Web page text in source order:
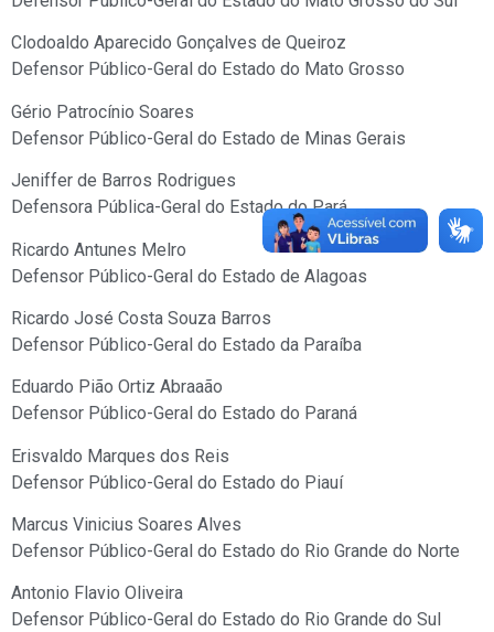
Clodoaldo Aparecido Gonçalves de Queiroz
Defensor Público-Geral do Estado do Mato Grosso
Gério Patrocínio Soares
Defensor Público-Geral do Estado de Minas Gerais
Jeniffer de Barros Rodrigues
Defensora Pública-Geral do Estado do Pará
Ricardo Antunes Melro
Defensor Público-Geral do Estado de Alagoas
Ricardo José Costa Souza Barros
Defensor Público-Geral do Estado da Paraíba
Eduardo Pião Ortiz Abraaão
Defensor Público-Geral do Estado do Paraná
Erisvaldo Marques dos Reis
Defensor Público-Geral do Estado do Piauí
Marcus Vinicius Soares Alves
Defensor Público-Geral do Estado do Rio Grande do Norte
Antonio Flavio Oliveira
Defensor Público-Geral do Estado do Rio Grande do Sul